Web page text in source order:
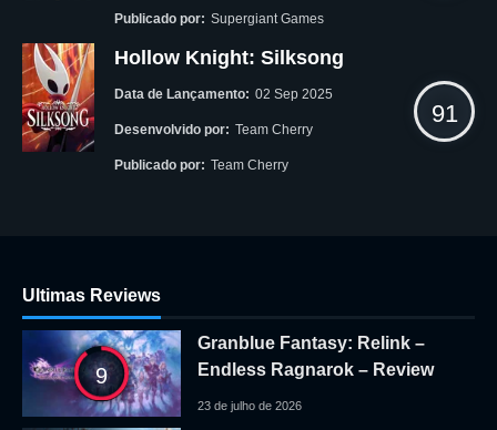
Publicado por: Supergiant Games
Hollow Knight: Silksong
Data de Lançamento: 02 Sep 2025
Desenvolvido por: Team Cherry
Publicado por: Team Cherry
91
Ultimas Reviews
9
Granblue Fantasy: Relink –
Endless Ragnarok – Review
23 de julho de 2026